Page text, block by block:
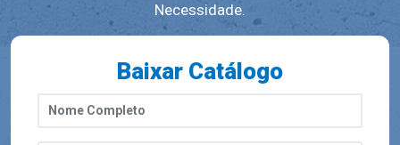
Necessidade.
Baixar Catálogo